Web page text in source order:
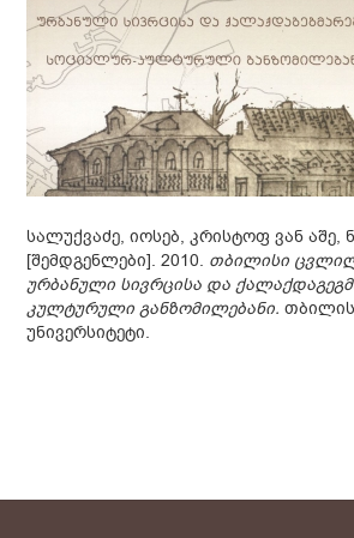
სალუქვაძე, იოსებ, კრისტოფ ვან აშე,
[შემდგენლები]. 2010. თბილისი
ურბანული სივრცისა და
კულტურული განზომილებანი.
უნივერსიტეტი.